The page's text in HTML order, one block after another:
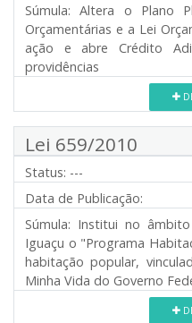
Súmula: Altera o Plano
Orçamentárias e a Lei
ação e abre Crédito
providências
Lei 659/2010
Status: ---
Data de Publicação:
Súmula: Institui no
Iguaçu o "Programa
habitação popular,
Minha Vida do Governo